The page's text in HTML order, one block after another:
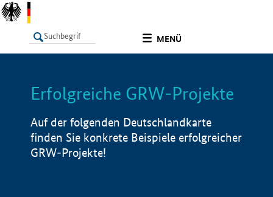
MENÜ
LISTE Info
Erfolgreiche GRW-Projekte
Auf der folgenden Deutschlandkarte
finden Sie konkrete Beispiele erfolgreicher
GRW-Projekte!